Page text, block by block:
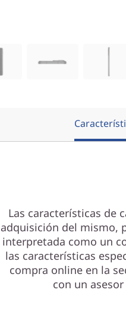
Las características de
adquisición del mismo,
interpretada como un
las características
compra online en la
con un